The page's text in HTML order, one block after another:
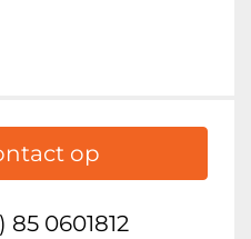
op
85 0601812